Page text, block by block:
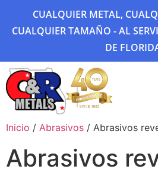
CUALQUIER METAL,
CUALQUIER TAMAÑO - AL
DE
Inicio / Abrasivos / Abrasivos
Abrasivos